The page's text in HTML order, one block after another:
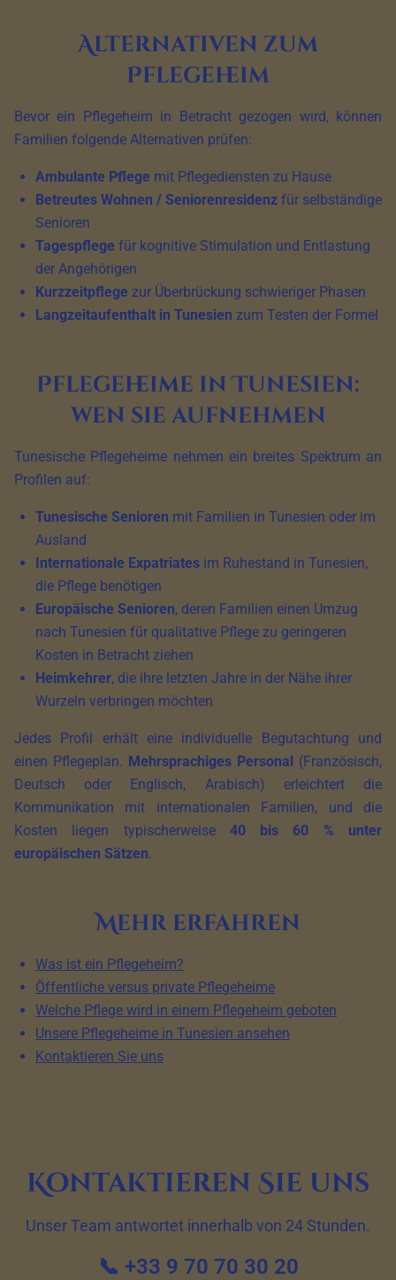
Alternativen zum
Pflegeheim
Bevor ein Pflegeheim in Betracht gezogen wird, können
Familien folgende Alternativen prüfen:
Ambulante Pflege mit Pflegediensten zu Hause
Betreutes Wohnen / Seniorenresidenz für selbständige
Senioren
Tagespflege für kognitive Stimulation und Entlastung
der Angehörigen
Kurzzeitpflege zur Überbrückung schwieriger Phasen
Langzeitaufenthalt in Tunesien zum Testen der Formel
Pflegeheime in Tunesien:
wen sie aufnehmen
Tunesische Pflegeheime nehmen ein breites Spektrum an
Profilen auf:
Tunesische Senioren mit Familien in Tunesien oder im
Ausland
Internationale Expatriates im Ruhestand in Tunesien,
die Pflege benötigen
Europäische Senioren, deren Familien einen Umzug
nach Tunesien für qualitative Pflege zu geringeren
Kosten in Betracht ziehen
Heimkehrer, die ihre letzten Jahre in der Nähe ihrer
Wurzeln verbringen möchten
Jedes Profil erhält eine individuelle Begutachtung und
einen Pflegeplan. Mehrsprachiges Personal (Französisch,
Deutsch oder Englisch, Arabisch) erleichtert die
Kommunikation mit internationalen Familien, und die
Kosten liegen typischerweise 40 bis 60 % unter
europäischen Sätzen.
Mehr erfahren
Was ist ein Pflegeheim?
Öffentliche versus private Pflegeheime
Welche Pflege wird in einem Pflegeheim geboten
Unsere Pflegeheime in Tunesien ansehen
Kontaktieren Sie uns
Kontaktieren Sie uns
Unser Team antwortet innerhalb von 24 Stunden.
📞 +33 9 70 70 30 20